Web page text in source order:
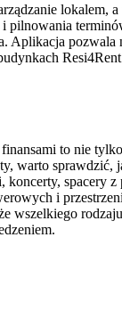
lokalem,
pilnowania
Aplikacja
to nie
warto sprawdzić,
spacery z
i
wszelkiego